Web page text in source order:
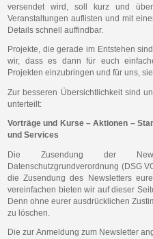
versendet wird, soll kurz und
Veranstaltungen auflisten und mit
Details schnell auffindbar.
Projekte, die gerade im Entstehen
wir, dass es dann für euch
Projekten einzubringen und für uns,
Zur besseren Übersichtlichkeit sind
unterteilt:
Vorträge und Kurse – Aktionen –
und Services
Die Zusendung der
Datenschutzgrundverordnung (DSG
die Zusendung des Newsletters
vereinfachen bieten wir auf dieser
Denn ohne eurer ausdrücklichen
zu löschen.
Die zur Anmeldung zum Newsletter